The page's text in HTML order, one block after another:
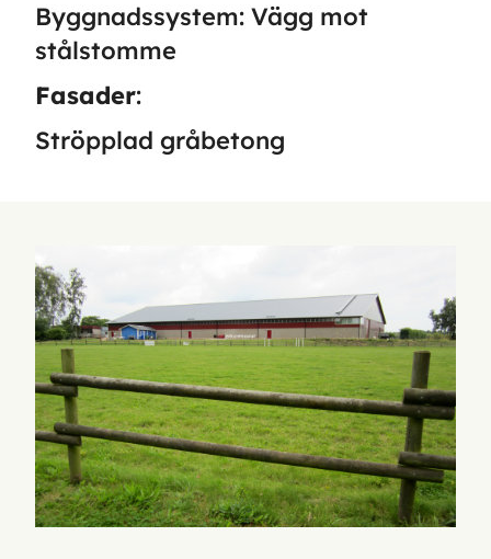
Byggnadssystem: Vägg mot
stålstomme
Fasader:
Ströpplad gråbetong